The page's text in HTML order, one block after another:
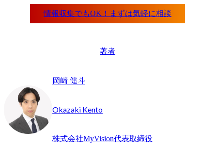
著者
岡﨑 健斗
Okazaki Kento
株式会社MyVision代表取締役